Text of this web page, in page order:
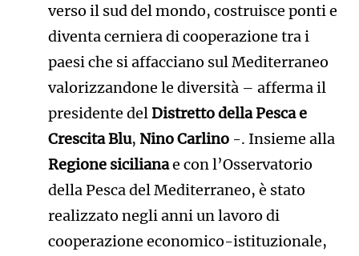
verso il sud del mondo, costruisce ponti e
diventa cerniera di cooperazione tra i
paesi che si affacciano sul Mediterraneo
valorizzandone le diversità – afferma il
presidente delDistretto della Pescae
Crescita Blu, Nino Carlino-. Insieme alla
Regione sicilianae con l’Osservatorio
della Pesca del Mediterraneo, è stato
realizzato negli anni un lavoro di
cooperazione economico-istituzionale,